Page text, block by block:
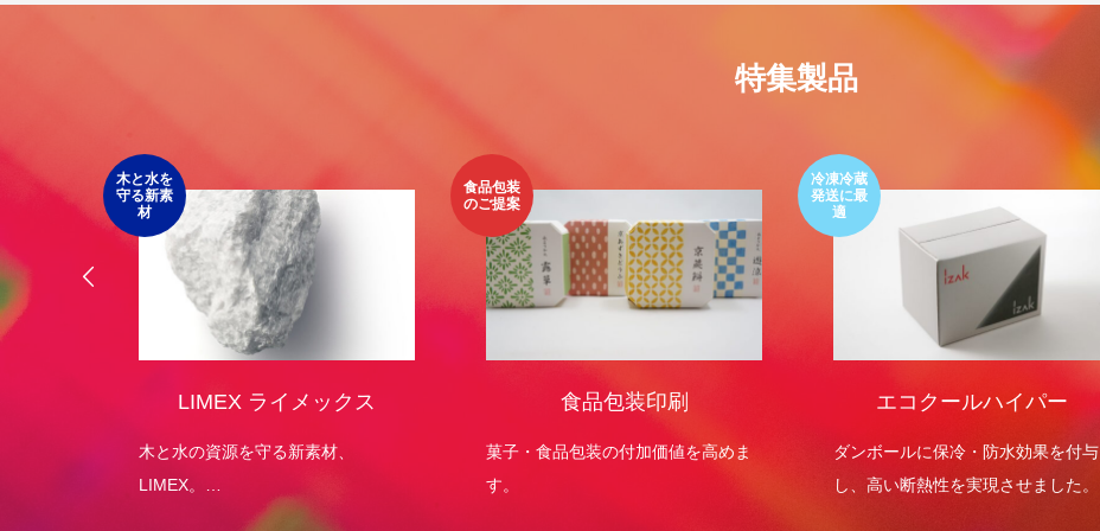
特集製品
木と水を
守る新素
材
LIMEX ライメックス
木と水の資源を守る新素材、
LIMEX。
日本の技術で、この星の未来を変え
食品包装
のご提案
食品包装印刷
菓子・食品包装の付加価値を高めま
す。
冷凍冷蔵
発送に最
適
エコクールハイパー
ダンボールに保冷・防水効果を付与
し、高い断熱性を実現させました。